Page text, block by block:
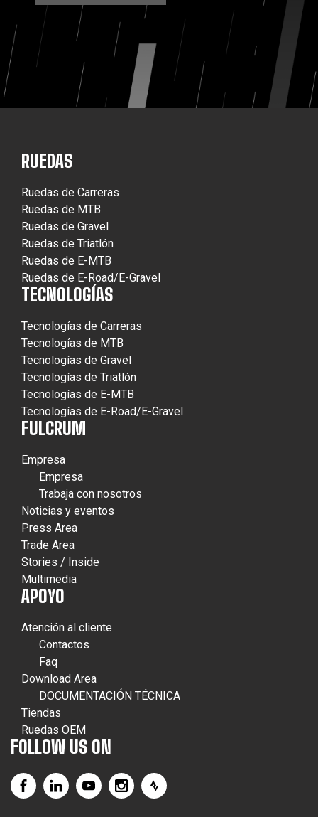
RUEDAS
Ruedas de Carreras
Ruedas de MTB
Ruedas de Gravel
Ruedas de Triatlón
Ruedas de E-MTB
Ruedas de E-Road/E-Gravel
TECNOLOGÍAS
Tecnologías de Carreras
Tecnologías de MTB
Tecnologías de Gravel
Tecnologías de Triatlón
Tecnologías de E-MTB
Tecnologías de E-Road/E-Gravel
FULCRUM
Empresa
Empresa
Trabaja con nosotros
Noticias y eventos
Press Area
Trade Area
Stories / Inside
Multimedia
APOYO
Atención al cliente
Contactos
Faq
Download Area
DOCUMENTACIÓN TÉCNICA
Tiendas
Ruedas OEM
FOLLOW US ON